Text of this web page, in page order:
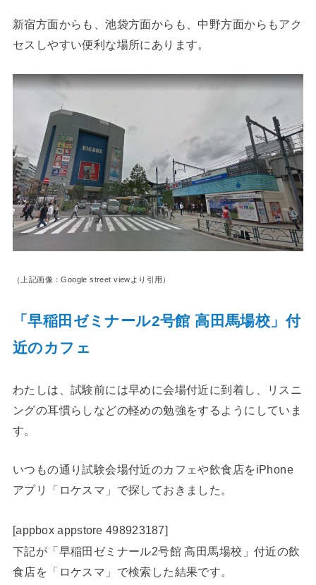
新宿方面からも、池袋方面からも、中野方面からもアク
セスしやすい便利な場所にあります。
（上記画像：Google street viewより引用）
「早稲田ゼミナール2号館 高田馬場校」付
近のカフェ
わたしは、試験前には早めに会場付近に到着し、リスニ
ングの耳慣らしなどの軽めの勉強をするようにしていま
す。
いつもの通り試験会場付近のカフェや飲食店をiPhone
アプリ「ロケスマ」で探しておきました。
[appbox appstore 498923187]
下記が「早稲田ゼミナール2号館 高田馬場校」付近の飲
食店を「ロケスマ」で検索した結果です。